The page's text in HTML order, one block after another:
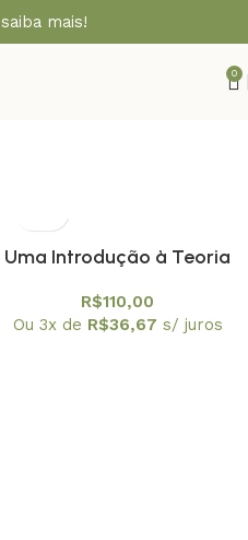
saiba mais!
0
Uma Introdução à Teoria
de uma variável
R$110,00
Ou 3x de R$36,67 s/ juros